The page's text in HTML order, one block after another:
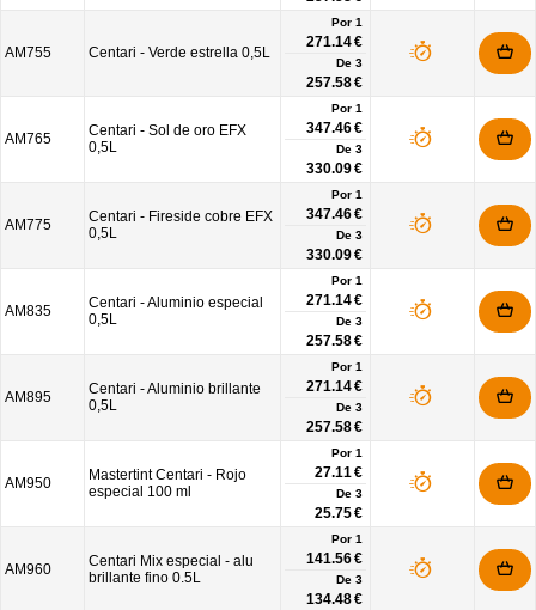
AM755 Centari - Verde estrella 0,5L
Por 1
271.14 €
De 3
257.58 €
AM765
Centari - Sol de oro EFX
0,5L
Por 1
347.46 €
De 3
330.09 €
AM775
Centari - Fireside cobre EFX
0,5L
Por 1
347.46 €
De 3
330.09 €
AM835
Centari - Aluminio especial
0,5L
Por 1
271.14 €
De 3
257.58 €
AM895
Centari - Aluminio brillante
0,5L
Por 1
271.14 €
De 3
257.58 €
AM950
Mastertint Centari - Rojo
especial 100 ml
Por 1
27.11 €
De 3
25.75 €
AM960
Centari Mix especial - alu
brillante fino 0.5L
Por 1
141.56 €
De 3
134.48 €